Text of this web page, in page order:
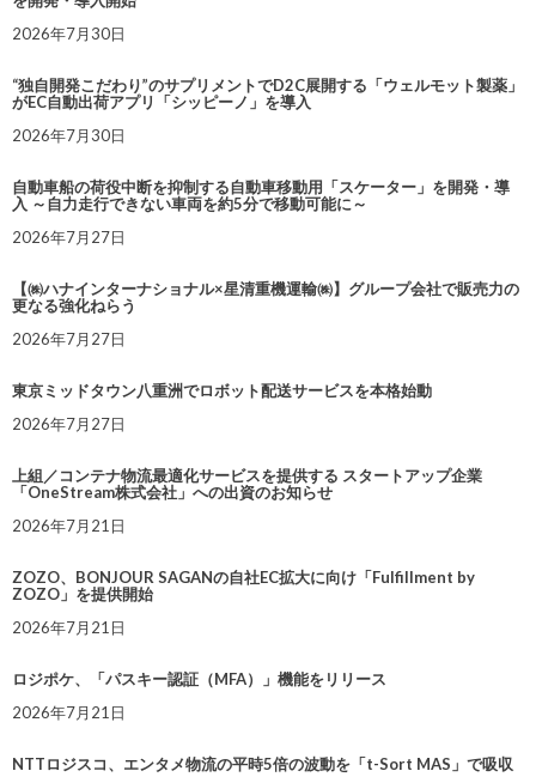
2026年7月30日
“独自開発こだわり”のサプリメントでD2C展開する「ウェルモット製薬」
がEC自動出荷アプリ「シッピーノ」を導入
2026年7月30日
自動車船の荷役中断を抑制する自動車移動用「スケーター」を開発・導
入 ～自力走行できない車両を約5分で移動可能に～
2026年7月27日
【㈱ハナインターナショナル×星清重機運輸㈱】グループ会社で販売力の
更なる強化ねらう
2026年7月27日
東京ミッドタウン八重洲でロボット配送サービスを本格始動
2026年7月27日
上組／コンテナ物流最適化サービスを提供する スタートアップ企業
「OneStream株式会社」への出資のお知らせ
2026年7月21日
ZOZO、BONJOUR SAGANの自社EC拡大に向け「Fulfillment by
ZOZO」を提供開始
2026年7月21日
ロジポケ、「パスキー認証（MFA）」機能をリリース
2026年7月21日
NTTロジスコ、エンタメ物流の平時5倍の波動を「t-Sort MAS」で吸収